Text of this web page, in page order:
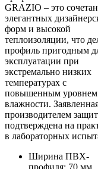
GRAZIO – это
элегантных
форм и высокой
теплоизоляции, что
профиль пригодным
эксплуатации при
экстремально низких
температурах с
повышенным уровнем
влажности.
производителем
подтверждена на
в лабораторных
Ширина ПВХ-
профиля: 70 мм,